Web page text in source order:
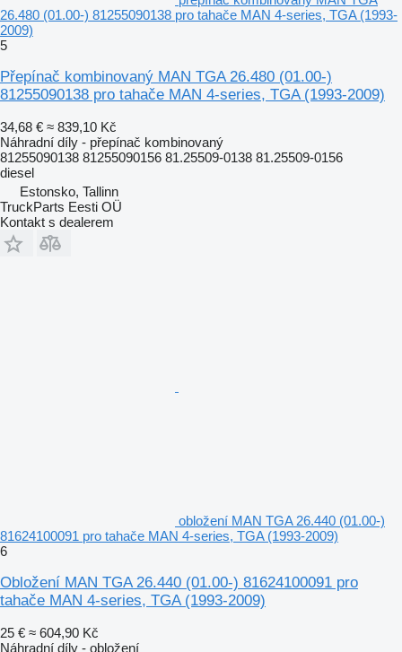
26.480 (01.00-) 81255090138 pro tahače MAN 4-series, TGA (1993-
2009)
5
Přepínač kombinovaný MAN TGA 26.480 (01.00-)
81255090138 pro tahače MAN 4-series, TGA (1993-2009)
34,68 € ≈ 839,10 Kč
Náhradní díly - přepínač kombinovaný
81255090138 81255090156 81.25509-0138 81.25509-0156
diesel
Estonsko, Tallinn
TruckParts Eesti OÜ
Kontakt s dealerem
obložení MAN TGA 26.440 (01.00-)
81624100091 pro tahače MAN 4-series, TGA (1993-2009)
6
Obložení MAN TGA 26.440 (01.00-) 81624100091 pro
tahače MAN 4-series, TGA (1993-2009)
25 € ≈ 604,90 Kč
Náhradní díly - obložení